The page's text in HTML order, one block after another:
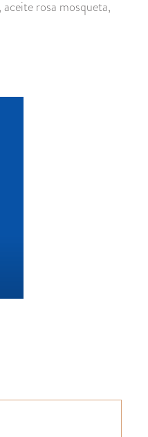
rosa mosqueta,